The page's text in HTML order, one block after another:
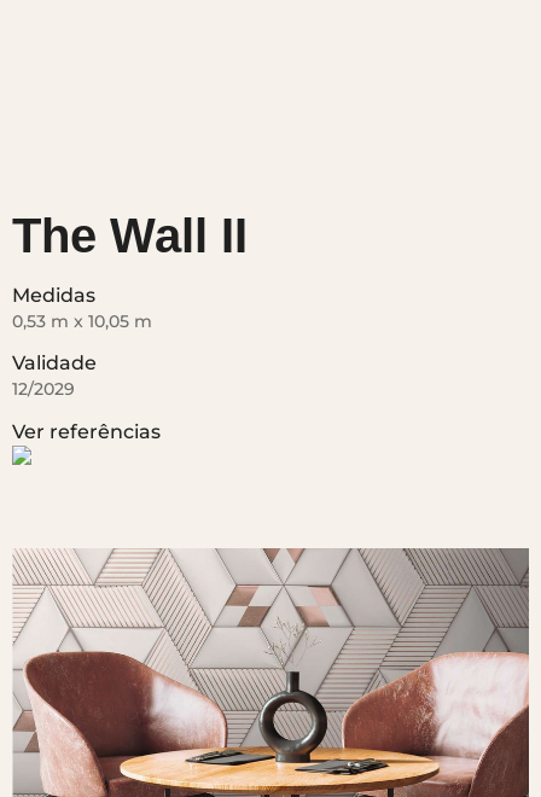
The Wall II
Medidas
0,53 m x 10,05 m
Validade
12/2029
Ver referências